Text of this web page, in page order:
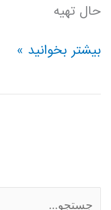
حال تهیه
فیلم
simmehanics
بیشتر بخوانید »